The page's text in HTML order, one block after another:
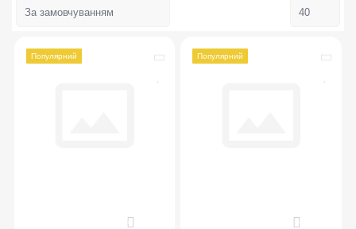
Популярний Популярний